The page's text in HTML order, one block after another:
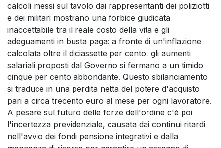
calcoli messi sul tavolo dai rappresentanti dei poliziotti
e dei militari mostrano una forbice giudicata
inaccettabile tra il reale costo della vita e gli
adeguamenti in busta paga: a fronte di un'inflazione
calcolata oltre il diciassette per cento, gli aumenti
salariali proposti dal Governo si fermano a un timido
cinque per cento abbondante. Questo sbilanciamento
si traduce in una perdita netta del potere d'acquisto
pari a circa trecento euro al mese per ogni lavoratore.
A pesare sul futuro delle forze dell'ordine c'è poi
l'incertezza previdenziale, causata dai continui ritardi
nell'avvio dei fondi pensione integrativi e dalla